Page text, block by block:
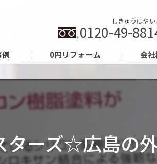
しきゅうはやい
0120-49-
0円リフォーム 会
ターズ☆広島の